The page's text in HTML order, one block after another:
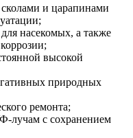
и царапинами
насекомых, а также
высокой
природных
ремонта;
лучам с сохранением